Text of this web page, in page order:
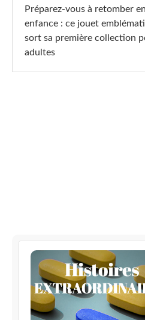
Préparez-vous à retomber en
enfance : ce jouet
sort sa première collection
adultes